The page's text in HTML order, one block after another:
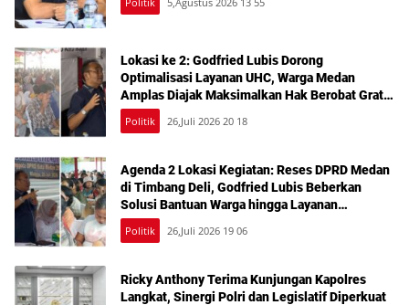
Lokasi ke 2: Godfried Lubis Dorong
Optimalisasi Layanan UHC, Warga Medan
Amplas Diajak Maksimalkan Hak Berobat Gratis
Bermodal KTP
Politik 26,Juli 2026 20 18
Agenda 2 Lokasi Kegiatan: Reses DPRD Medan
di Timbang Deli, Godfried Lubis Beberkan
Solusi Bantuan Warga hingga Layanan
Kesehatan Gratis
Politik 26,Juli 2026 19 06
Ricky Anthony Terima Kunjungan Kapolres
Langkat, Sinergi Polri dan Legislatif Diperkuat